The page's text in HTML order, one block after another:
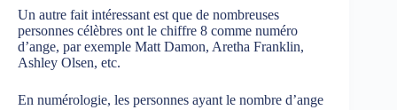
Un autre fait intéressant est que de nombreuses
personnes célèbres ont le chiffre 8 comme numéro
d’ange, par exemple Matt Damon, Aretha Franklin,
Ashley Olsen, etc.
En numérologie, les personnes ayant le nombre d’ange